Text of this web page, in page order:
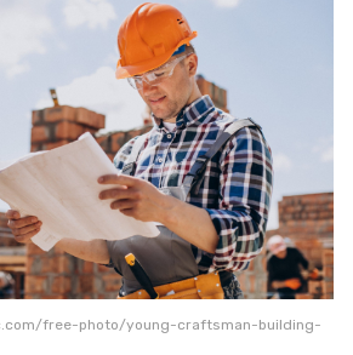
free-photo/young-craftsman-building-